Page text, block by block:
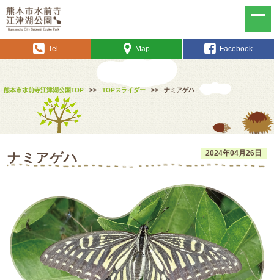
Tel Map Facebook
熊本市水前寺江津湖公園TOP >> TOPスライダー >> ナミアゲハ
2024年04月26日
ナミアゲハ